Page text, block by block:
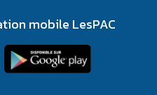
mobile LesPAC